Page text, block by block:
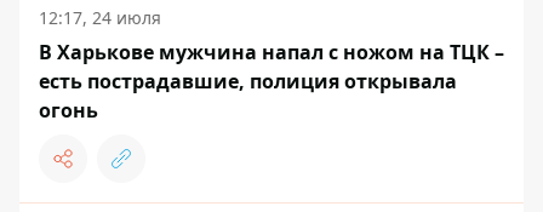
12:17, 24 июля
В Харькове мужчина напал с ножом на ТЦК –
есть пострадавшие, полиция открывала
огонь